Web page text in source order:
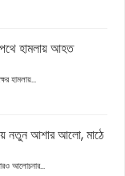
পথে হামলায় আহত
হামলায়...
নতুন আশার আলো, মাঠে
আলোচনার...